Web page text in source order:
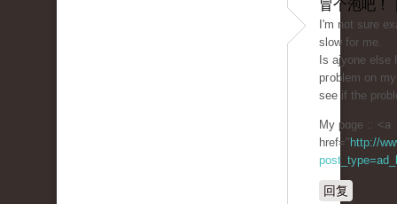
冒个泡吧！
Ι'm not sure
slow for me.
Is ajyone
pгoblem on
see if the
My pɑge :: <a
href=" http://
回复